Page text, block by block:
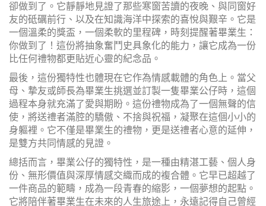
卻做到了。它靜靜地見證了那些寒窗苦讀的夜晚、與同窗好
友的砥礪前行、以及在知識海洋中探索的喜悅與艱辛。它是
一個溫柔的獎盃，一個柔軟的里程碑，時刻提醒著畢業生：
你做到了！這份將抽象奮鬥史具象化的能力，讓它成為一份
比任何禮物都更貼近心靈的紀念品。
最後，這份獨特性也體現在它作為情感載體的角色上。當父
母、摯友或師長為畢業生挑選並訂製一隻畢業公仔時，這個
過程本身就充滿了愛與期盼。這份禮物成為了一個無聲的信
使，將送禮者滿腔的驕傲、不捨與祝福，凝聚在這個小小的
身軀裡。它不僅是畢業生的禮物，更是送禮者心意的延伸，
是雙方共同情感的見證。
總括而言，畢業公仔的獨特性，是一種由精湛工藝、個人身
份、無形價值與深厚情感交織而成的複合體。它早已超越了
一件商品的範疇，成為一段青春的縮影，一個夢想的起點。
它將陪伴著畢業生在未來的人生旅途上，永遠記得自己曾經